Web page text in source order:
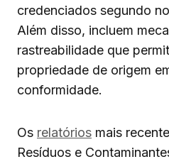
credenciados segundo
Além disso, incluem
rastreabilidade que
propriedade de origem
conformidade.
Os relatórios mais
Resíduos e